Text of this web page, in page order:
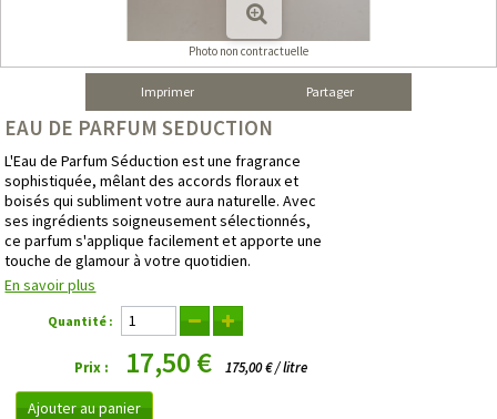
Photo non contractuelle
Imprimer Partager
EAU DE PARFUM SEDUCTION
L'Eau de Parfum Séduction est une fragrance
sophistiquée, mêlant des accords floraux et
boisés qui subliment votre aura naturelle. Avec
ses ingrédients soigneusement sélectionnés,
ce parfum s'applique facilement et apporte une
touche de glamour à votre quotidien.
En savoir plus
Quantité :
Prix : 17,50 € 175,00 € / litre
Ajouter au panier